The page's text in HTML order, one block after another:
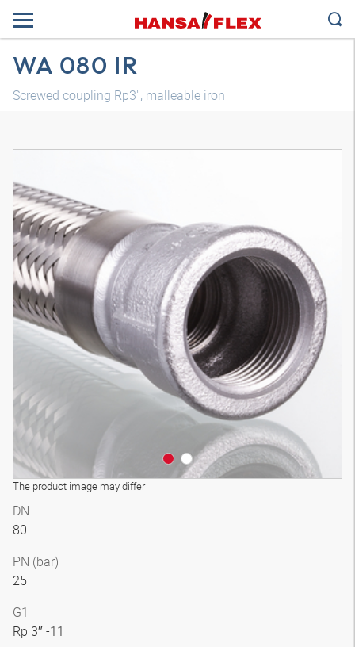
WA 080 IR
Screwed coupling Rp3", malleable iron
The product image may differ
DN
80
PN (bar)
25
G1
Rp 3″ -11